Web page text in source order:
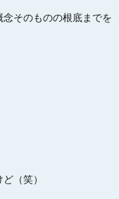
そのものの根底までを
（笑）